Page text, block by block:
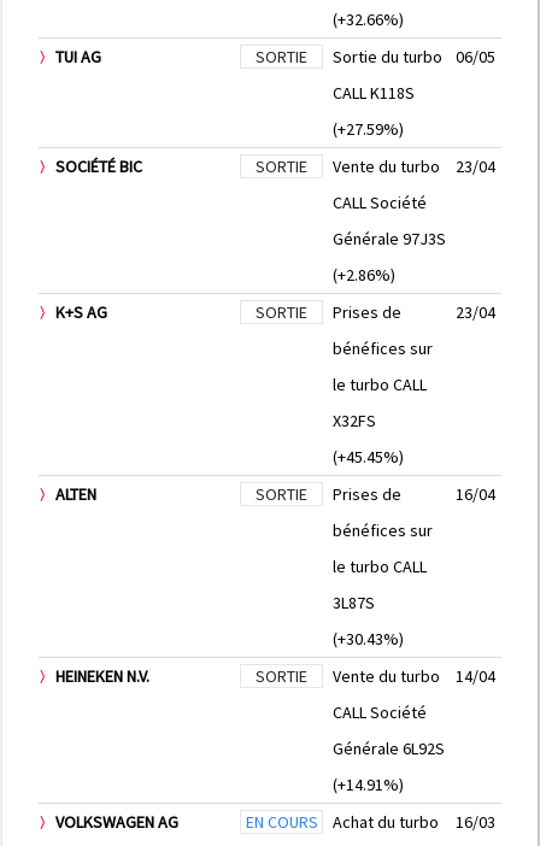
(+32.66%)
TUI AG
SORTIE
Sortie du turbo
CALL K118S
(+27.59%)
06/05
SOCIÉTÉ BIC SORTIE
Vente du turbo
CALL Société
Générale 97J3S
(+2.86%)
23/04
K+S AG SORTIE
Prises de
bénéfices sur
le turbo CALL
X32FS
(+45.45%)
23/04
ALTEN SORTIE
Prises de
bénéfices sur
le turbo CALL
3L87S
(+30.43%)
16/04
HEINEKEN N.V. SORTIE
Vente du turbo
CALL Société
Générale 6L92S
(+14.91%)
14/04
VOLKSWAGEN AG EN COURS
Achat du turbo
16/03